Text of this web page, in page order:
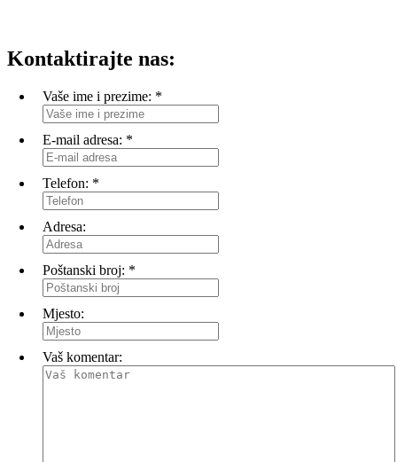
Kontaktirajte nas:
Vaše ime i prezime: *
E-mail adresa: *
Telefon: *
Adresa:
Poštanski broj: *
Mjesto:
Vaš komentar: